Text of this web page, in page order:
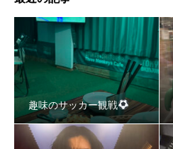
趣味のサッカー観戦